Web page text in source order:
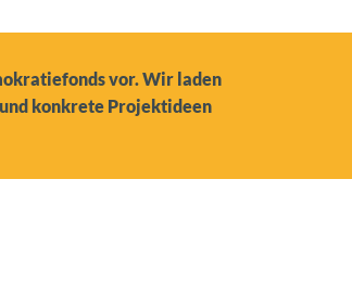
vor. Wir laden
konkrete Projektideen